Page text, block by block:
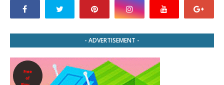
- ADVERTISEMENT -